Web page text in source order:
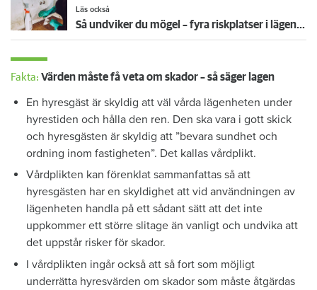
Läs också
Så undviker du mögel – fyra riskplatser i lägenheten: ”Måste städa bort”
Fakta: Värden måste få veta om skador – så säger lagen
En hyresgäst är skyldig att väl vårda lägenheten under
hyrestiden och hålla den ren. Den ska vara i gott skick
och hyresgästen är skyldig att ”bevara sundhet och
ordning inom fastigheten”. Det kallas vårdplikt.
Vårdplikten kan förenklat sammanfattas så att
hyresgästen har en skyldighet att vid användningen av
lägenheten handla på ett sådant sätt att det inte
uppkommer ett större slitage än vanligt och undvika att
det uppstår risker för skador.
I vårdplikten ingår också att så fort som möjligt
underrätta hyresvärden om skador som måste åtgärdas